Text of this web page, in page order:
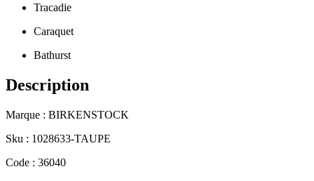
Tracadie
Caraquet
Bathurst
Description
Marque : BIRKENSTOCK
Sku : 1028633-TAUPE
Code : 36040